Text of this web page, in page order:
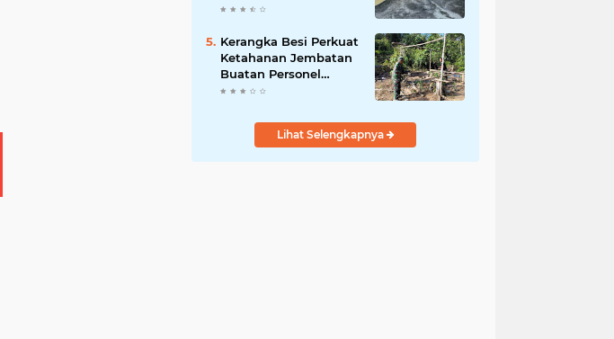
Bocor Lagi
Kerangka Besi Perkuat
Ketahanan Jembatan
Buatan Personel
TMMD 129
Lihat Selengkapnya